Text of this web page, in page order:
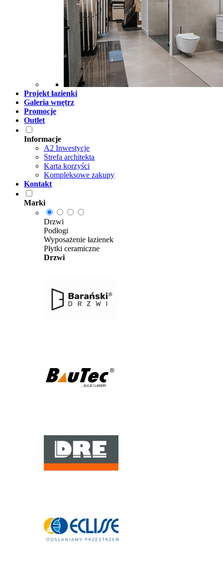
Projekt łazienki
Galeria wnętrz
Promocje
Outlet
Informacje
A2 Inwestycje
Strefa architekta
Karta korzyści
Kompleksowe zakupy
Kontakt
Marki
Drzwi
Podłogi
Wyposażenie łazienek
Płytki ceramiczne
Drzwi